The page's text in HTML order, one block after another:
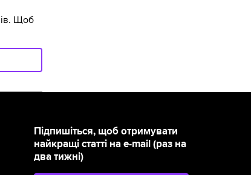
Щоб
Підпишіться, щоб отримувати
найкращі статті на e-mail (раз на
два тижні)